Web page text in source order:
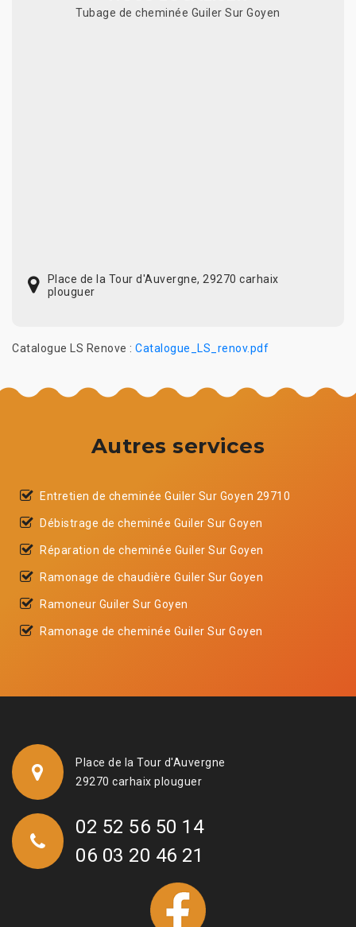
Tubage de cheminée Guiler Sur Goyen
Place de la Tour d'Auvergne, 29270 carhaix
plouguer
Catalogue LS Renove : Catalogue_LS_renov.pdf
Autres services
Entretien de cheminée Guiler Sur Goyen 29710
Débistrage de cheminée Guiler Sur Goyen
Réparation de cheminée Guiler Sur Goyen
Ramonage de chaudière Guiler Sur Goyen
Ramoneur Guiler Sur Goyen
Ramonage de cheminée Guiler Sur Goyen
Place de la Tour d'Auvergne
29270 carhaix plouguer
02 52 56 50 14
06 03 20 46 21